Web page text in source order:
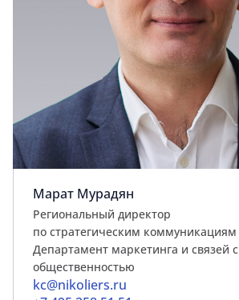
Марат Мурадян
Региональный директор
по стратегическим коммуникациям
Департамент маркетинга и связей с
общественностью
kc@nikoliers.ru